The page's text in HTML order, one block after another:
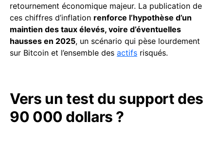
retournement économique majeur. La publication de
ces chiffres d’inflation renforce l’hypothèse d’un
maintien des taux élevés, voire d’éventuelles
hausses en 2025, un scénario qui pèse lourdement
sur Bitcoin et l’ensemble des actifs risqués.
Vers un test du support des
90 000 dollars ?